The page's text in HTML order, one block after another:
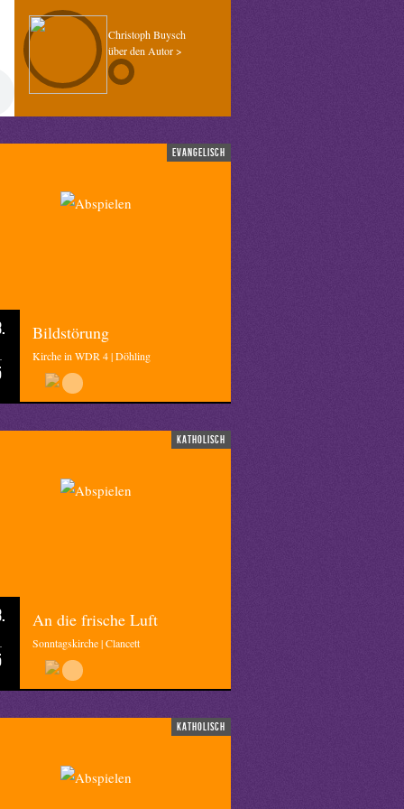
Christoph Buysch
über den Autor >
evangelisch
Bildstörung
Kirche in WDR 4 | Döhling
katholisch
An die frische Luft
Sonntagskirche | Clancett
katholisch